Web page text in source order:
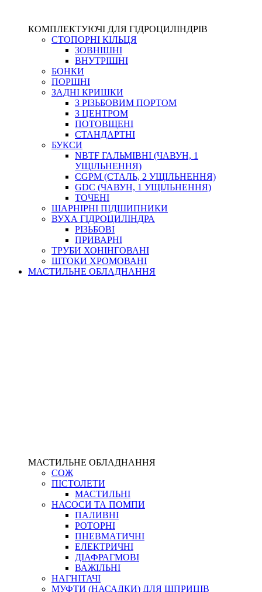
КОМПЛЕКТУЮЧІ ДЛЯ ГІДРОЦИЛІНДРІВ
СТОПОРНІ КІЛЬЦЯ
ЗОВНІШНІ
ВНУТРІШНІ
БОНКИ
ПОРШНІ
ЗАДНІ КРИШКИ
З РІЗЬБОВИМ ПОРТОМ
З ЦЕНТРОМ
ПОТОВЩЕНІ
СТАНДАРТНІ
БУКСИ
NBTF ГАЛЬМІВНІ (ЧАВУН, 1
УЩІЛЬНЕННЯ)
CGPM (СТАЛЬ, 2 УЩІЛЬНЕННЯ)
GDC (ЧАВУН, 1 УЩІЛЬНЕННЯ)
ТОЧЕНІ
ШАРНІРНІ ПІДШИПНИКИ
ВУХА ГІДРОЦИЛІНДРА
РІЗЬБОВІ
ПРИВАРНІ
ТРУБИ ХОНІНГОВАНІ
ШТОКИ ХРОМОВАНІ
МАСТИЛЬНЕ ОБЛАДНАННЯ
МАСТИЛЬНЕ ОБЛАДНАННЯ
СОЖ
ПІСТОЛЕТИ
МАСТИЛЬНІ
НАСОСИ ТА ПОМПИ
ПАЛИВНІ
РОТОРНІ
ПНЕВМАТИЧНІ
ЕЛЕКТРИЧНІ
ДІАФРАГМОВІ
ВАЖІЛЬНІ
НАГНІТАЧІ
МУФТИ (НАСАДКИ) ДЛЯ ШПРИЦІВ